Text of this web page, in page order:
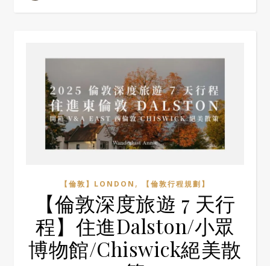
【倫敦】LONDON , 【倫敦行程規劃】
【倫敦深度旅遊 7 天行
程】住進Dalston/小眾
博物館/Chiswick絕美散